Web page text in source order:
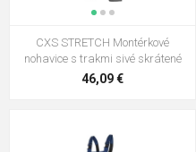
CXS STRETCH Montérkové
nohavice s trakmi sivé skrátené
46,09 €